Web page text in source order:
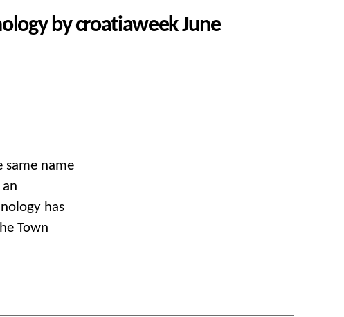
by croatiaweek June
same name
has
Town